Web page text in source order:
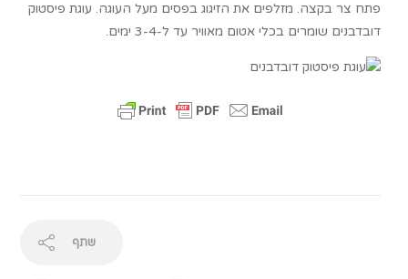
פתח צר בקצה. מזלפים את הזיגוג בפסים מעל העוגה. עוגת פיסטוק
דובדבנים שומרים בכלי אטום מאוויר עד ל-3-4 ימים.
שתף